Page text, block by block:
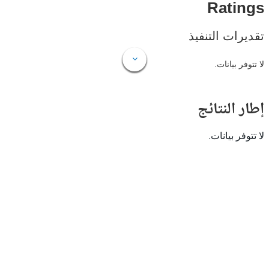
التنفيذ
بيانات.
بيانات.